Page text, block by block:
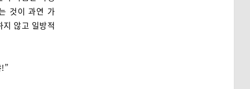
것이 과연 가
않고 일방적